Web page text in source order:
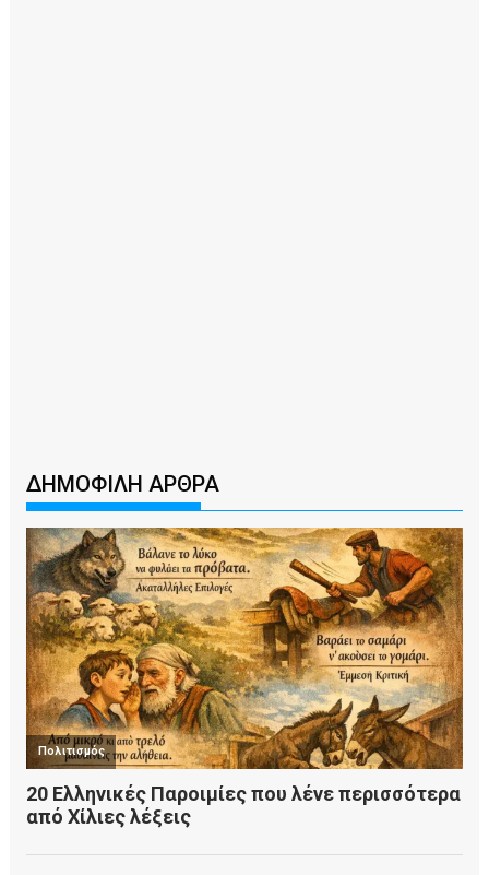
ΔΗΜΟΦΙΛΗ ΑΡΘΡΑ